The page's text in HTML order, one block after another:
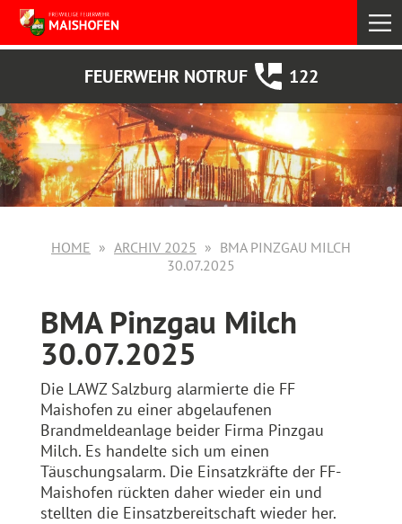
FEUERWEHR NOTRUF 122
HOME ARCHIV 2025
BMA PINZGAU MILCH
30.07.2025
BMA Pinzgau Milch
30.07.2025
Die LAWZ Salzburg alarmierte die FF
Maishofen zu einer abgelaufenen
Brandmeldeanlage beider Firma Pinzgau
Milch. Es handelte sich um einen
Täuschungsalarm. Die Einsatzkräfte der FF-
Maishofen rückten daher wieder ein und
stellten die Einsatzbereitschaft wieder her.